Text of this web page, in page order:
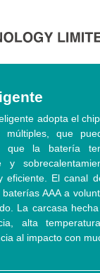
adopta el
múltiples, que
que la batería
y
eficiente. El canal
AAA a
La carcasa
alta
al impacto con